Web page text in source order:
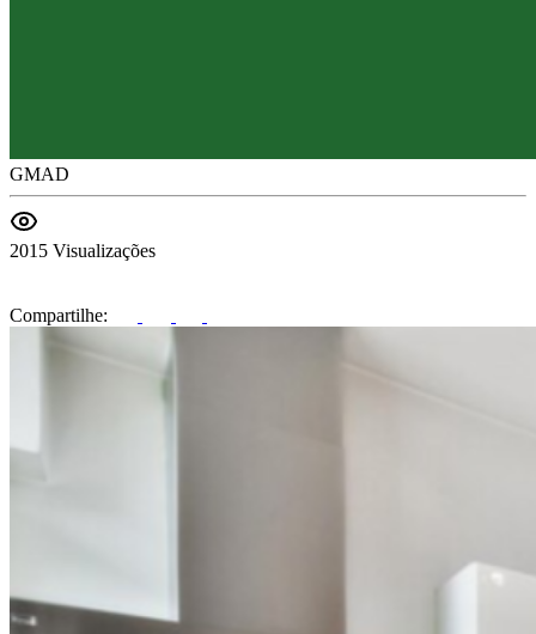
GMAD
2015 Visualizações
Compartilhe: